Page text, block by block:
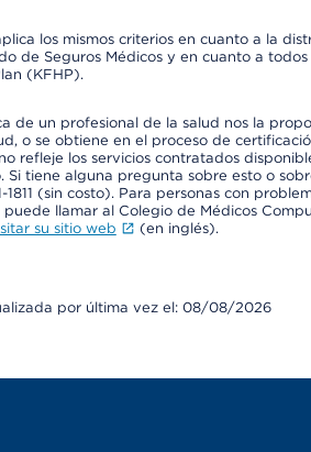
los mismos criterios en cuanto a la
de Seguros Médicos y en cuanto a
(KFHP).
de un profesional de la salud nos la
o se obtiene en el proceso de
refleje los servicios contratados
Si tiene alguna pregunta sobre esto o
1811 (sin costo). Para personas con
puede llamar al Colegio de Médicos
su sitio web (en inglés).
por última vez el: 08/08/2026